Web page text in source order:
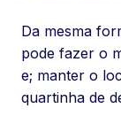
Da mesma
pode fazer o
e; manter o
quartinha de